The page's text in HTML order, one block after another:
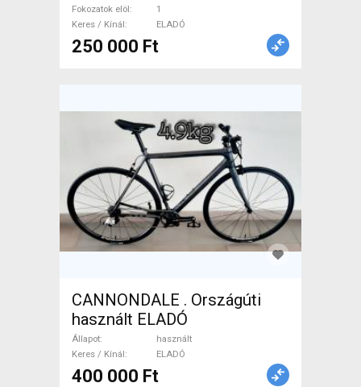
Fokozatok elöl
1
Keres / Kínál
ELADÓ
250 000 Ft
CANNONDALE . Országúti
használt ELADÓ
Állapot
használt
Keres / Kínál
ELADÓ
400 000 Ft